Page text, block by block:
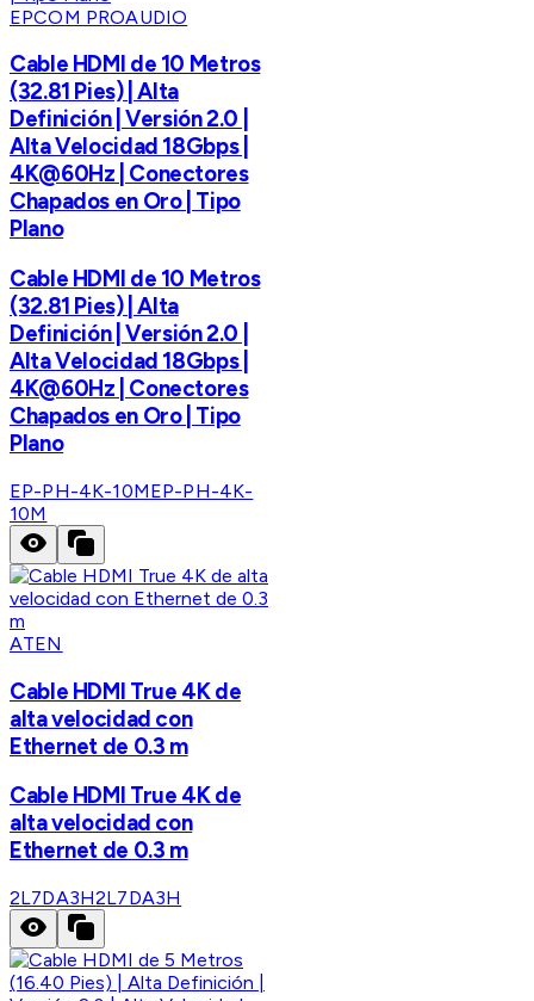
EPCOM PROAUDIO
Cable HDMI de 10 Metros
(32.81 Pies) | Alta
Definición | Versión 2.0 |
Alta Velocidad 18Gbps |
4K@60Hz | Conectores
Chapados en Oro | Tipo
Plano
Cable HDMI de 10 Metros
(32.81 Pies) | Alta
Definición | Versión 2.0 |
Alta Velocidad 18Gbps |
4K@60Hz | Conectores
Chapados en Oro | Tipo
Plano
EP-PH-4K-10MEP-PH-4K-
10M
ATEN
Cable HDMI True 4K de
alta velocidad con
Ethernet de 0.3 m
Cable HDMI True 4K de
alta velocidad con
Ethernet de 0.3 m
2L7DA3H2L7DA3H